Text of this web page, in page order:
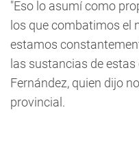
"Eso lo asumí como
los que combatimos el
estamos
las sustancias de
Fernández, quien dijo
provincial.